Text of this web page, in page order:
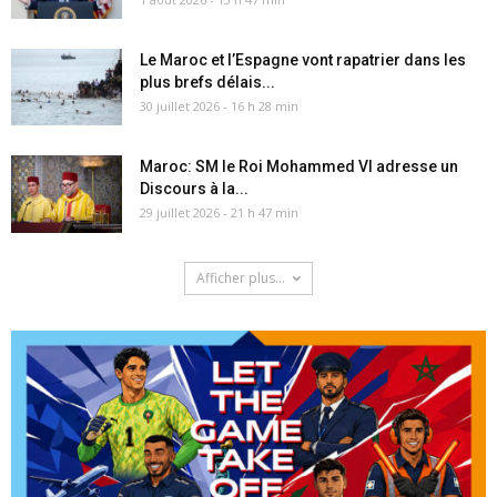
Le Maroc et l’Espagne vont rapatrier dans les
plus brefs délais...
30 juillet 2026 - 16 h 28 min
Maroc: SM le Roi Mohammed VI adresse un
Discours à la...
29 juillet 2026 - 21 h 47 min
Afficher plus...